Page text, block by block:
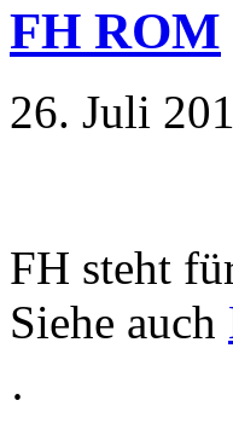
FH ROM
26. Juli
FH steht
Siehe auch
·